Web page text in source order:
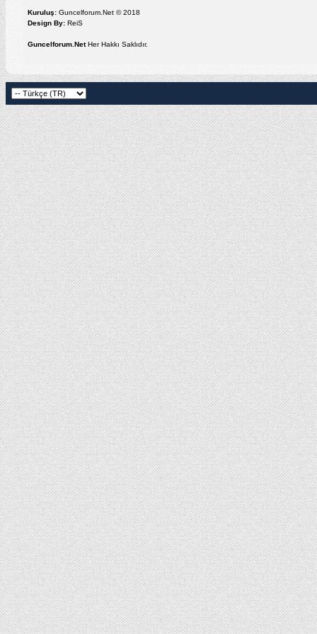
Kuruluş: Guncelforum.Net © 2018
Design By: ReiS
Guncelforum.NetHer Hakkı Saklıdır.